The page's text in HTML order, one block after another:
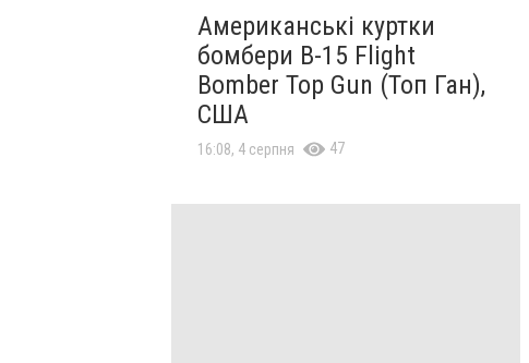
Американські куртки
бомбери B-15 Flight
Bomber Top Gun (Топ Ган),
США
16:08, 4 серпня 47